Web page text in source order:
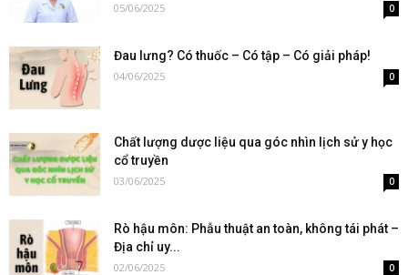
05/06/2025 0
Đau lưng? Có thuốc – Có tập – Có giải pháp!
04/06/2025 0
Chất lượng dược liệu qua góc nhìn lịch sử y học
cổ truyền
03/06/2025 0
Rò hậu môn: Phẫu thuật an toàn, không tái phát –
Địa chỉ uy...
02/06/2025 0